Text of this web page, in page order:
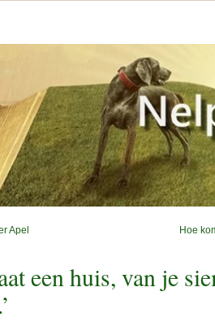
Apel Hoe
een huis, van je